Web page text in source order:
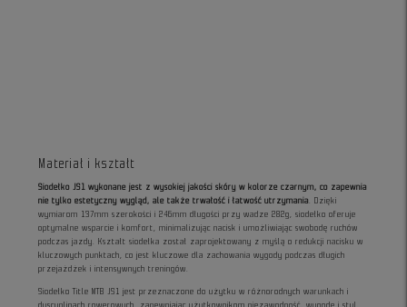
Materiał i kształt
Siodełko JS1 wykonane jest z wysokiej jakości skóry w kolorze czarnym, co zapewnia
nie tylko estetyczny wygląd, ale także trwałość i łatwość utrzymania. Dzięki
wymiarom 137mm szerokości i 246mm długości przy wadze 282g, siodełko oferuje
optymalne wsparcie i komfort, minimalizując nacisk i umożliwiając swobodę ruchów
podczas jazdy. Kształt siodełka został zaprojektowany z myślą o redukcji nacisku w
kluczowych punktach, co jest kluczowe dla zachowania wygody podczas długich
przejażdżek i intensywnych treningów.
Siodełko Title MTB JS1 jest przeznaczone do użytku w różnorodnych warunkach i